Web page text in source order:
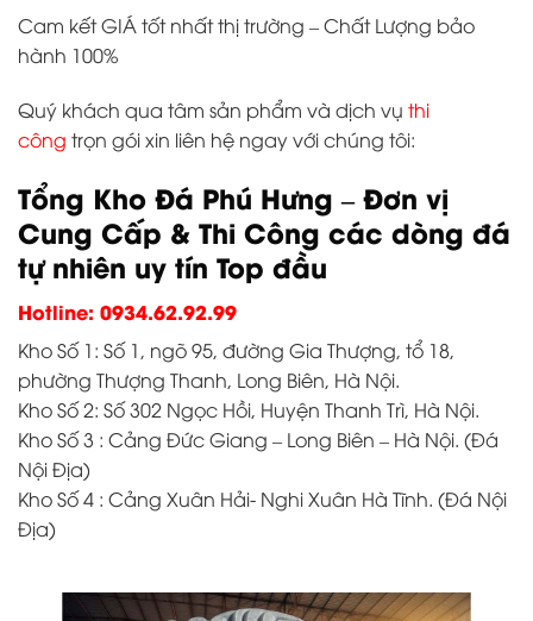
Cam kết GIÁ tốt nhất thị trường – Chất Lượng bảo
hành 100%
Quý khách qua tâm sản phẩm và dịch vụ thi
công trọn gói xin liên hệ ngay với chúng tôi:
Tổng Kho Đá Phú Hưng – Đơn vị
Cung Cấp & Thi Công các dòng đá
tự nhiên uy tín Top đầu
Hotline: 0934.62.92.99
Kho Số 1: Số 1, ngõ 95, đường Gia Thượng, tổ 18,
phường Thượng Thanh, Long Biên, Hà Nội.
Kho Số 2: Số 302 Ngọc Hồi, Huyện Thanh Trì, Hà Nội.
Kho Số 3 : Cảng Đức Giang – Long Biên – Hà Nội. (Đá
Nội Địa)
Kho Số 4 : Cảng Xuân Hải- Nghi Xuân Hà Tĩnh. (Đá Nội
Địa)